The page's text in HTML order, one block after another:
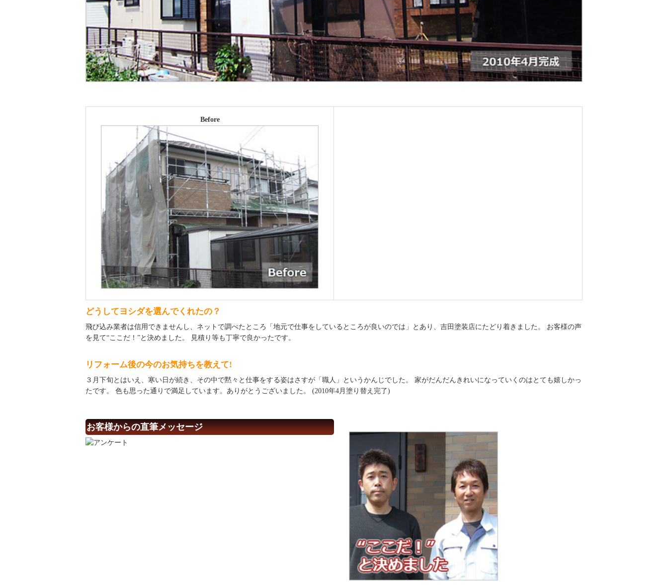
Before
どうしてヨシダを選んでくれたの？
飛び込み業者は信用できませんし、ネットで調べたところ「地元で仕事をしているところが良いのでは」とあり、吉田塗装店にたどり着きました。 お客様の声
を見て“ここだ！”と決めました。 見積り等も丁寧で良かったです。
リフォーム後の今のお気持ちを教えて!
３月下旬とはいえ、寒い日が続き、その中で黙々と仕事をする姿はさすが「職人」というかんじでした。 家がだんだんきれいになっていくのはとても嬉しかっ
たです。 色も思った通りで満足しています。ありがとうございました。 (2010年4月塗り替え完了)
お客様からの直筆メッセージ